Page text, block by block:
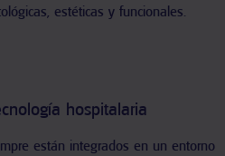
estéticas y funcionales.
hospitalaria
están integrados en un entorno